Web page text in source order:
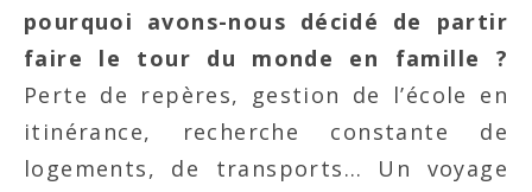
pourquoi avons-nous décidé de partir
faire le tour du monde en famille ?
Perte de repères, gestion de l’école en
itinérance, recherche constante de
logements, de transports… Un voyage